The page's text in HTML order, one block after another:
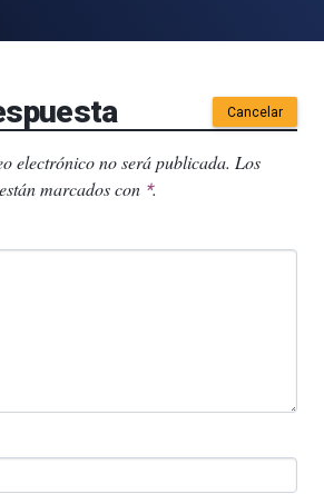
Cancelar
electrónico no será publicada. Los
marcados con *.